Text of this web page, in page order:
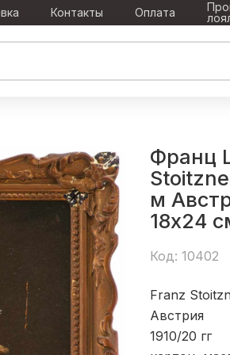
Контакты Оплата
Франц
м
18x24
Код: 10402
Franz
Австрия
1910/20 гг